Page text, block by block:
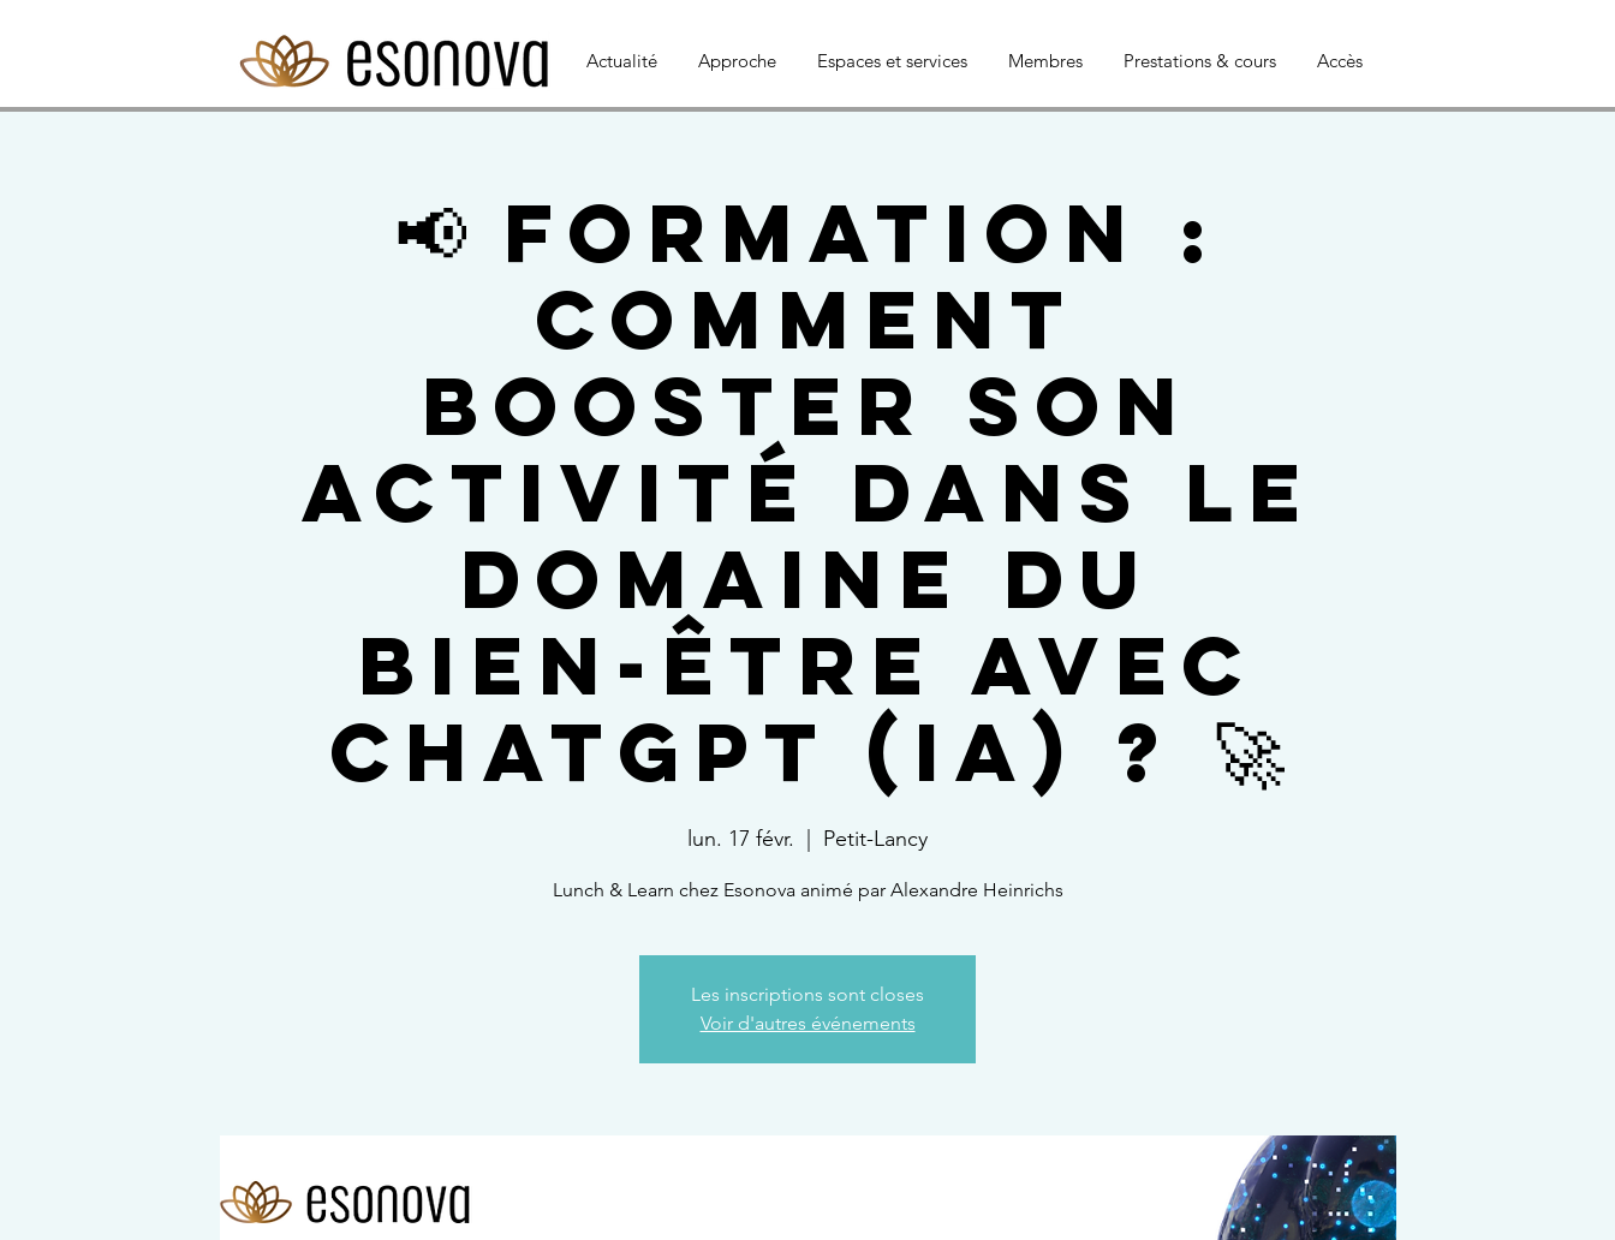
Actualité Approche Espaces et services Membres Prestations & cours Accès
📢 Formation :
Comment
booster son
activité dans le
domaine du
bien-être avec
ChatGPT (IA) ? 🚀
lun. 17 févr. Petit-Lancy
Lunch & Learn chez Esonova animé par Alexandre Heinrichs
Les inscriptions sont closes
Voir d'autres événements